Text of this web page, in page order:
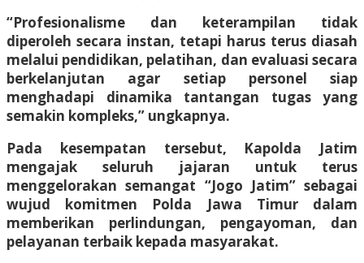
“Profesionalisme dan keterampilan tidak
diperoleh secara instan, tetapi harus terus diasah
melalui pendidikan, pelatihan, dan evaluasi secara
berkelanjutan agar setiap personel siap
menghadapi dinamika tantangan tugas yang
semakin kompleks,” ungkapnya.
Pada kesempatan tersebut, Kapolda Jatim
mengajak seluruh jajaran untuk terus
menggelorakan semangat “Jogo Jatim” sebagai
wujud komitmen Polda Jawa Timur dalam
memberikan perlindungan, pengayoman, dan
pelayanan terbaik kepada masyarakat.